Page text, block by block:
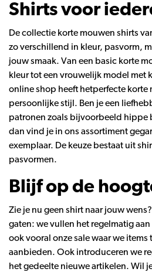
Shirts voor
De collectie korte mouwen shirts
zo verschillend in kleur, pasvorm,
jouw smaak. Van een basic korte
kleur tot een vrouwelijk model met
online shop heeft hetperfecte korte
persoonlijke stijl. Ben je een
patronen zoals bijvoorbeeld hippe
dan vind je in ons assortiment
exemplaar. De keuze bestaat uit
pasvormen.
Blijf op de
Zie je nu geen shirt naar jouw
gaten: we vullen het regelmatig
ook vooral onzesalewaar we items
aanbieden. Ook introduceren we
het gedeelte nieuwe artikelen. Wil